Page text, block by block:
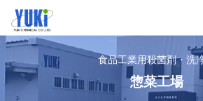
食品工業用殺菌剤・洗
惣菜工場